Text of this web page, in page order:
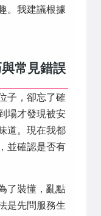
。我建議根據
常見錯誤
子，卻忘了確
場才發現被安
道。現在我都
並確認是否有
了裝懂，亂點
是先問服務生